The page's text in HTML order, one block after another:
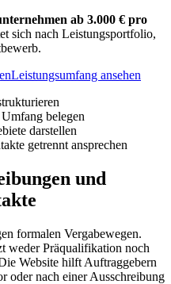
ab 3.000 € pro
sich nach Leistungsportfolio,
Leistungsumfang ansehen
belegen
darstellen
getrennt ansprechen
und
formalen Vergabewegen.
weder Präqualifikation noch
Website hilft Auftraggebern
oder nach einer Ausschreibung